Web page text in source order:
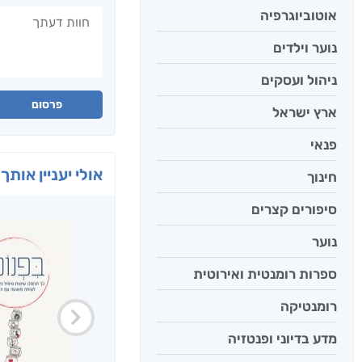
אוטוביוגרפיה
נוער וילדים
ניהול ועסקים
ארץ ישראל
פנאי
חינוך
סיפורים קצרים
נוער
ספרות רומנטית ואירוטית
רומנטיקה
מדע בדיוני ופנטזיה
פרסום
אולי יעניין